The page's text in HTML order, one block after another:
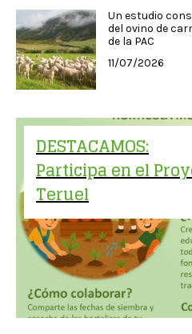
Un estudio
del ovino de
de la PAC
11/07/2026
DESTACAMOS:
Participa en el
Teruel